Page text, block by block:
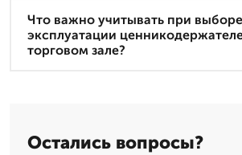
Что важно учитывать при
эксплуатации
торговом зале?
Остались вопросы?